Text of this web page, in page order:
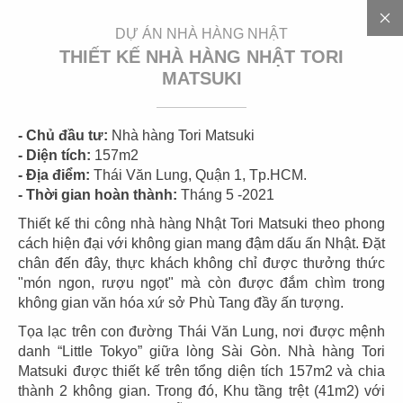
DỰ ÁN NHÀ HÀNG NHẬT
THIẾT KẾ NHÀ HÀNG NHẬT TORI
MATSUKI
- Chủ đầu tư: Nhà hàng Tori Matsuki
- Diện tích: 157m2
- Địa điểm: Thái Văn Lung, Quận 1, Tp.HCM.
- Thời gian hoàn thành: Tháng 5 -2021
Thiết kế thi công nhà hàng Nhật Tori Matsuki theo phong
cách hiện đại với không gian mang đậm dấu ấn Nhật. Đặt
chân đến đây, thực khách không chỉ được thưởng thức
"món ngon, rượu ngọt" mà còn được đắm chìm trong
không gian văn hóa xứ sở Phù Tang đầy ấn tượng.
Tọa lạc trên con đường Thái Văn Lung, nơi được mệnh
danh “Little Tokyo” giữa lòng Sài Gòn. Nhà hàng Tori
Matsuki được thiết kế trên tổng diện tích 157m2 và chia
thành 2 không gian. Trong đó, Khu tầng trệt (41m2) với
D Ự Á N
CÁC DỰ ÁN
NHÀ HÀNG NHẬT
Nhật Bản là một trong những đất nước có văn hóa ẩm
thực xem trọng tính mỹ thuật và sự tinh tế trong nấu